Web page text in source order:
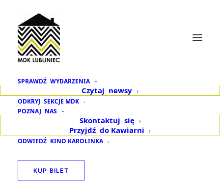
SPRAWDŹ WYDARZENIA
Czytaj newsy
ODKRYJ SEKCJE MDK
POZNAJ NAS
Skontaktuj się
Przyjdź do Kawiarni
ODWIEDŹ KINO KAROLINKA
KUP BILET
Pierwsze wydarzenie
w 2020 roku!